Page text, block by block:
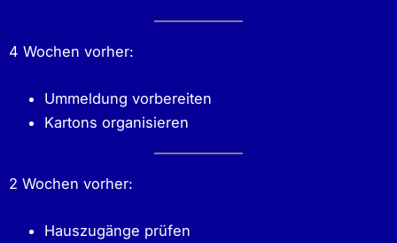
4 Wochen vorher:
Ummeldung vorbereiten
Kartons organisieren
2 Wochen vorher:
Hauszugänge prüfen